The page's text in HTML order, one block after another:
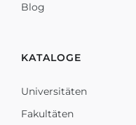
Blog
KATALOGE
Universitäten
Fakultäten